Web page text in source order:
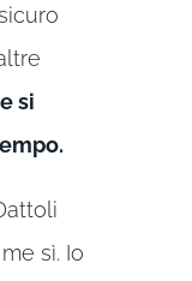
si
sì. Io